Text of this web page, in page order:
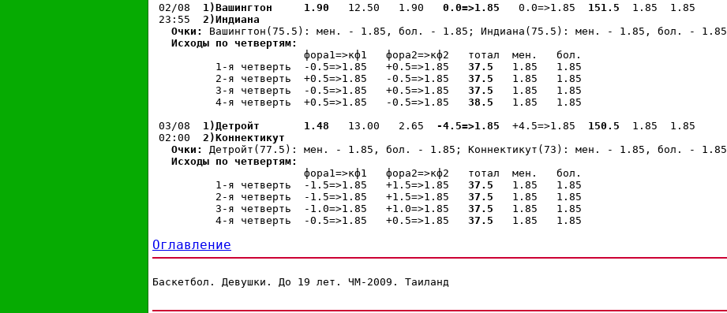
02/08 1)Вашингтон 1.90
  12.50   1.90
0.0=>1.85
  0.0=>1.85
151.5
1.85  1.85
23:55 2)Индиана
Очки: Вашингтон(75.5): мен. - 1.85, бол. - 1.85; Индиана(75.5): мен. - 1.85, бол. - 1.85
Исходы по четвертям:
                        фора1=>кф1   фора2=>кф2   тотал  мен.   бол.
          1-я четверть  -0.5=>1.85   +0.5=>1.85
37.5
   1.85   1.85
          2-я четверть  +0.5=>1.85   -0.5=>1.85
37.5
   1.85   1.85
          3-я четверть  -0.5=>1.85   +0.5=>1.85
37.5
   1.85   1.85
          4-я четверть  +0.5=>1.85   -0.5=>1.85
38.5
   1.85   1.85
03/08 1)Детройт 1.48
  13.00   2.65
-4.5=>1.85 +4.5=>1.85 150.5
1.85  1.85
02:00 2)Коннектикут
Очки: Детройт(77.5): мен. - 1.85, бол. - 1.85; Коннектикут(73): мен. - 1.85, бол. - 1.85
Исходы по четвертям:
                        фора1=>кф1   фора2=>кф2   тотал  мен.   бол.
          1-я четверть  -1.5=>1.85   +1.5=>1.85
37.5
   1.85   1.85
          2-я четверть  -1.5=>1.85   +1.5=>1.85
37.5
   1.85   1.85
          3-я четверть  -1.0=>1.85   +1.0=>1.85
37.5
   1.85   1.85
          4-я четверть  -0.5=>1.85   +0.5=>1.85
37.5
   1.85   1.85
Оглавление
Баскетбол. Девушки. До 19 лет. ЧМ-2009. Таиланд